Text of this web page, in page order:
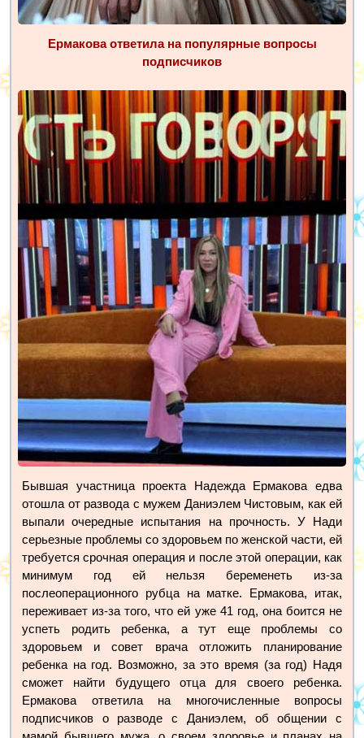
Ермакова ответила на популярные вопросы
подписчиков
Бывшая участница проекта Надежда Ермакова едва
отошла от развода с мужем Даниэлем Чистовым, как ей
выпали очередные испытания на прочность. У Нади
серьезные проблемы со здоровьем по женской части, ей
требуется срочная операция и после этой операции, как
минимум год ей нельзя беременеть из-за
послеоперационного рубца на матке. Ермакова, итак,
переживает из-за того, что ей уже 41 год, она боится не
успеть родить ребенка, а тут еще проблемы со
здоровьем и совет врача отложить планирование
ребенка на год. Возможно, за это время (за год) Надя
сможет найти будущего отца для своего ребенка.
Ермакова ответила на многочисленные вопросы
подписчиков о разводе с Даниэлем, об общении с